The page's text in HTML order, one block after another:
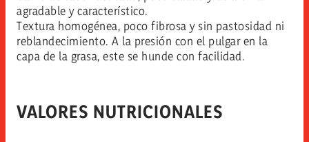
agradable y característico.
Textura homogénea, poco fibrosa y sin pastosidad ni
reblandecimiento. A la presión con el pulgar en la
capa de la grasa, este se hunde con facilidad.
VALORES NUTRICIONALES